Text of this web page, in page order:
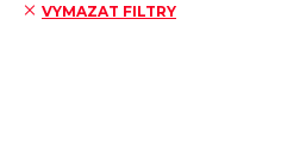
VYMAZAT FILTRY